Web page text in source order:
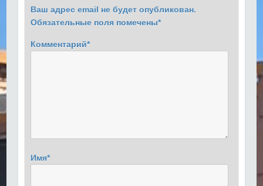
Ваш адрес email не будет опубликован.
Обязательные поля помечены*
Комментарий*
Имя*